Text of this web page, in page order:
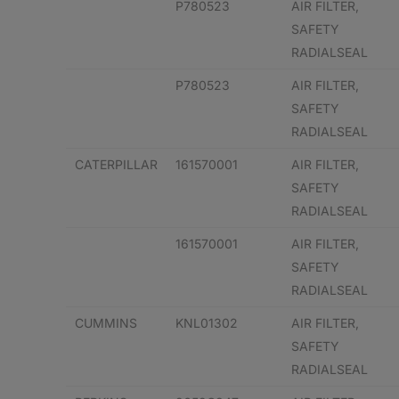
P780523
AIR FILTER,
SAFETY
RADIALSEAL
P780523
AIR FILTER,
SAFETY
RADIALSEAL
CATERPILLAR 161570001
AIR FILTER,
SAFETY
RADIALSEAL
161570001
AIR FILTER,
SAFETY
RADIALSEAL
CUMMINS KNL01302
AIR FILTER,
SAFETY
RADIALSEAL